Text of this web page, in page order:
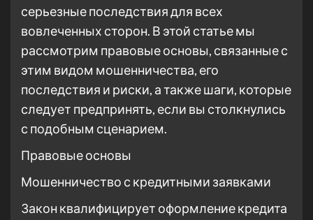
серьезные последствия для всех
вовлеченных сторон. В этой статье мы
рассмотрим правовые основы, связанные с
этим видом мошенничества, его
последствия и риски, а также шаги, которые
следует предпринять, если вы столкнулись
с подобным сценарием.
Правовые основы
Мошенничество с кредитными заявками
Закон квалифицирует оформление кредита